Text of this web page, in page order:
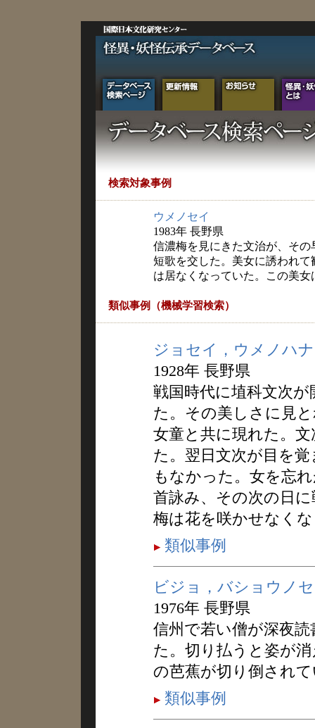
検索対象事例
ウメノセイ
1983年 長野県
信濃梅を見にきた文治が、そ
短歌を交した。美女に誘われ
は居なくなっていた。この美
類似事例（機械学習検索）
ジョセイ，ウメノハナ
1928年 長野県
戦国時代に埴科文次
た。その美しさに見
女童と共に現れた。
た。翌日文次が目を
もなかった。女を忘
首詠み、その次の日
梅は花を咲かせなく
類似事例
ビジョ，バショウノ
1976年 長野県
信州で若い僧が深夜
た。切り払うと姿が
の芭蕉が切り倒され
類似事例